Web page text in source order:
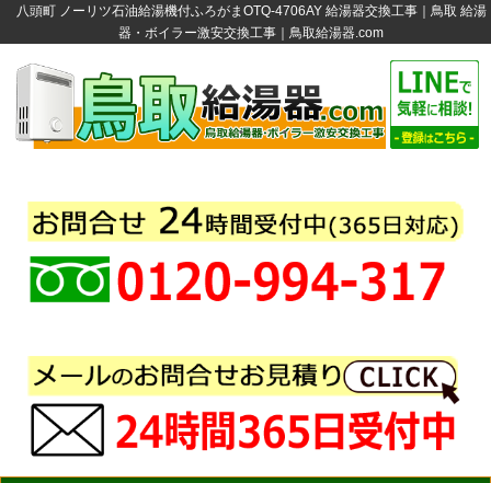
八頭町 ノーリツ石油給湯機付ふろがまOTQ-4706AY 給湯器交換工事｜鳥取 給湯
器・ボイラー激安交換工事｜鳥取給湯器.com